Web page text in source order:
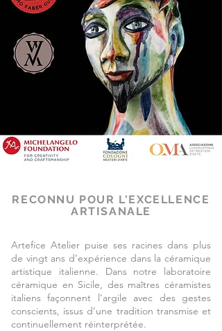
RECONNU POUR L'EXCELLENCE
ARTISANALE
Artefice Atelier puise ses racines dans plus
de vingt ans d’expérience dans la céramique
artistique italienne. Dans notre laboratoire
céramique en Sicile, des maîtres céramistes
italiens façonnent l’argile avec des gestes
conscients, issus d’une tradition transmise et
continuellement réinterprétée.